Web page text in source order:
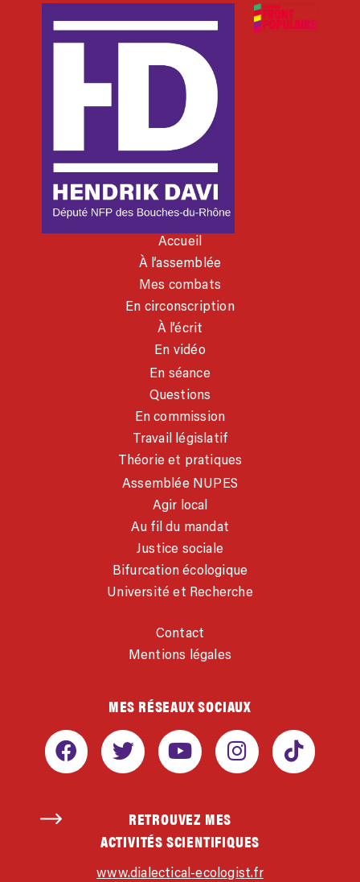
Accueil
À l’assemblée
Mes combats
En circonscription
À l’écrit
En vidéo
En séance
Questions
En commission
Travail législatif
Théorie et pratiques
Assemblée NUPES
Agir local
Au fil du mandat
Justice sociale
Bifurcation écologique
Université et Recherche
Contact
Mentions légales
MES RÉSEAUX SOCIAUX
RETROUVEZ MES
ACTIVITÉS SCIENTIFIQUES
www.dialectical-ecologist.fr